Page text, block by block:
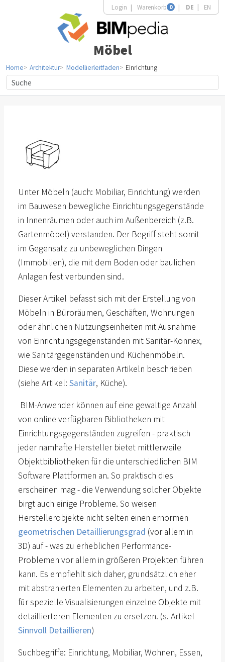
Login Warenkorb 0 DE EN
Möbel
Home Architektur Modellierleitfaden Einrichtung
Unter Möbeln (auch: Mobiliar, Einrichtung) werden
im Bauwesen bewegliche Einrichtungsgegenstände
in Innenräumen oder auch im Außenbereich (z.B.
Gartenmöbel) verstanden. Der Begriff steht somit
im Gegensatz zu unbeweglichen Dingen
(Immobilien), die mit dem Boden oder baulichen
Anlagen fest verbunden sind.
Dieser Artikel befasst sich mit der Erstellung von
Möbeln in Büroräumen, Geschäften, Wohnungen
oder ähnlichen Nutzungseinheiten mit Ausnahme
von Einrichtungsgegenständen mit Sanitär-Konnex,
wie Sanitärgegenständen und Küchenmöbeln.
Diese werden in separaten Artikeln beschrieben
(siehe Artikel: Sanitär, Küche).
BIM-Anwender können auf eine gewaltige Anzahl
von online verfügbaren Bibliotheken mit
Einrichtungsgegenständen zugreifen - praktisch
jeder namhafte Hersteller bietet mittlerweile
Objektbibliotheken für die unterschiedlichen BIM
Software Plattformen an. So praktisch dies
erscheinen mag - die Verwendung solcher Objekte
birgt auch einige Probleme. So weisen
Herstellerobjekte nicht selten einen ernormen
geometrischen Detaillierungsgrad (vor allem in
3D) auf - was zu erheblichen Performance-
Problemen vor allem in größeren Projekten führen
kann. Es empfiehlt sich daher, grundsätzlich eher
mit abstrahierten Elementen zu arbeiten, und z.B.
für spezielle Visualisierungen einzelne Objekte mit
detaillierteren Elementen zu ersetzen. (s. Artikel
Sinnvoll Detaillieren)
Suchbegriffe: Einrichtung, Mobiliar, Wohnen, Essen,